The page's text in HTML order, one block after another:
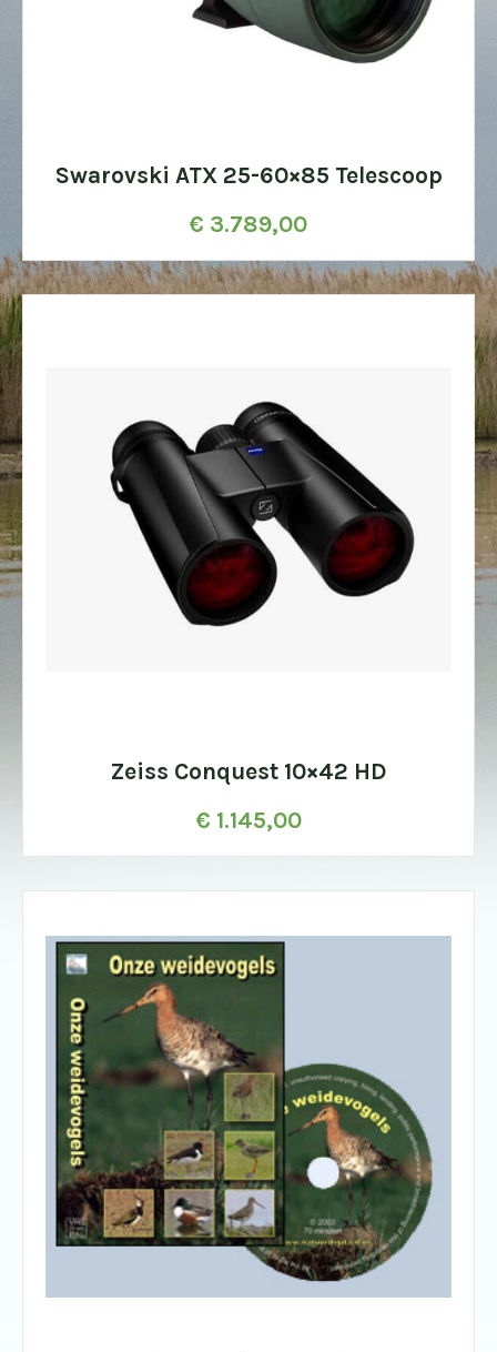
Swarovski ATX 25-60×85 Telescoop
€ 3.789,00
Zeiss Conquest 10×42 HD
€ 1.145,00